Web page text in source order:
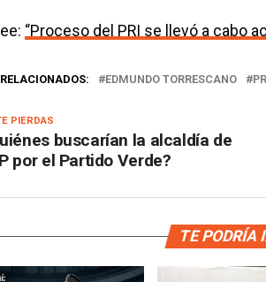
“Proceso del PRI se llevó a cabo
EDMUNDO TORRESCANO
PIERDAS
buscarían la alcaldía de
por el Partido Verde?
TE PODRÍA